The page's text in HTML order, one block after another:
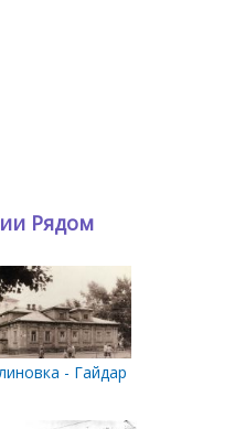
Рядом
дома на углу улиц Гайдара и
- Гайдара